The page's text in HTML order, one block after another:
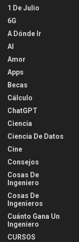
1 De Julio
6G
A Dónde Ir
AI
Amor
Apps
Becas
Cálculo
ChatGPT
Ciencia
Ciencia De Datos
Cine
Consejos
Cosas De
Ingeniero
Cosas De
Ingenieros
Cuánto Gana Un
Ingeniero
CURSOS